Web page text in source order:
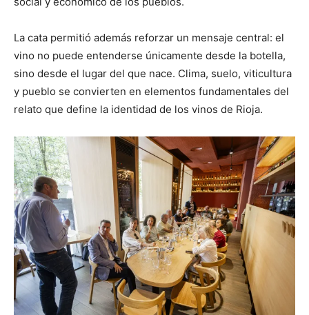
La cata permitió además reforzar un mensaje central: el
vino no puede entenderse únicamente desde la botella,
sino desde el lugar del que nace. Clima, suelo, viticultura
y pueblo se convierten en elementos fundamentales del
relato que define la identidad de los vinos de Rioja.